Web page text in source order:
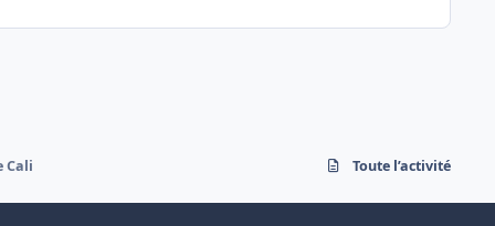
Cali Toute l’activité